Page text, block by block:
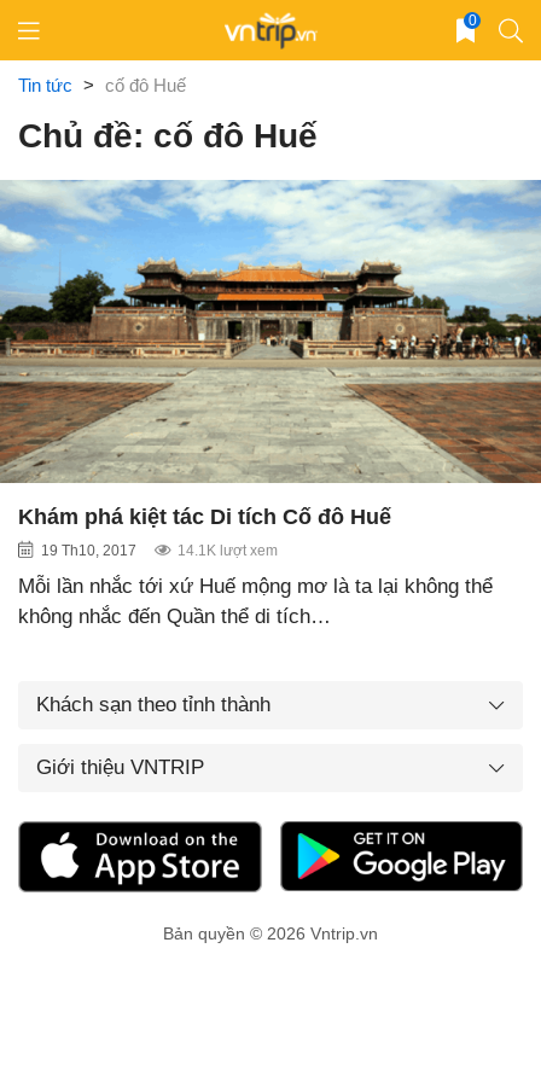
content
0
Tin tức > cố đô Huế
Chủ đề: cố đô Huế
Khám phá kiệt tác Di tích Cố đô Huế
19 Th10, 2017 14.1K lượt xem
Mỗi lần nhắc tới xứ Huế mộng mơ là ta lại không thể
không nhắc đến Quần thể di tích…
Khách sạn theo tỉnh thành
Giới thiệu VNTRIP
Bản quyền © 2026 Vntrip.vn